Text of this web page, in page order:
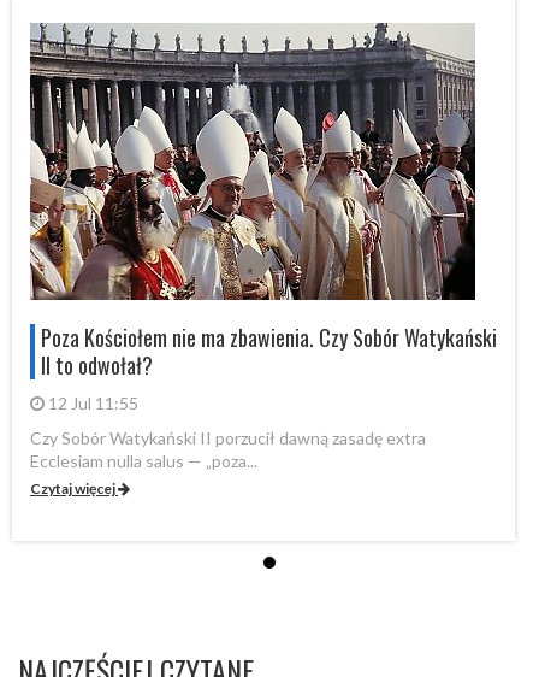
Poza Kościołem nie ma zbawienia. Czy Sobór Watykański
II to odwołał?
12 Jul 11:55
Czy Sobór Watykański II porzucił dawną zasadę extra
Ecclesiam nulla salus — „poza...
Czytaj więcej